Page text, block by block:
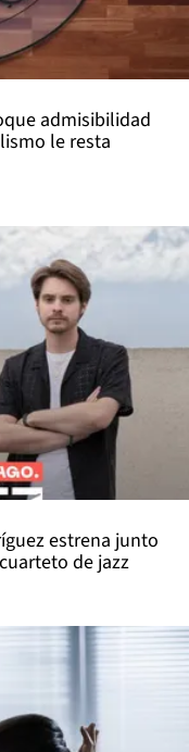
admisibilidad
le resta
estrena junto
de jazz